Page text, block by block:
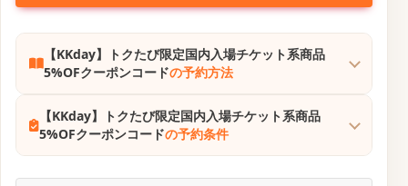
【KKday】トクたび限定国内入場チケット系商品
5%OFクーポンコードの予約方法
【KKday】トクたび限定国内入場チケット系商品
5%OFクーポンコードの予約条件